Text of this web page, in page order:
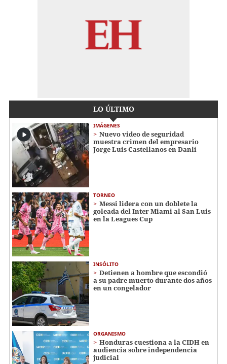
LO ÚLTIMO
IMÁGENES
Nuevo video de seguridad
muestra crimen del empresario
Jorge Luis Castellanos en Danlí
TORNEO
Messi lidera con un doblete la
goleada del Inter Miami al San Luis
en la Leagues Cup
INSÓLITO
Detienen a hombre que escondió
a su padre muerto durante dos años
en un congelador
ORGANISMO
Honduras cuestiona a la CIDH en
audiencia sobre independencia
judicial